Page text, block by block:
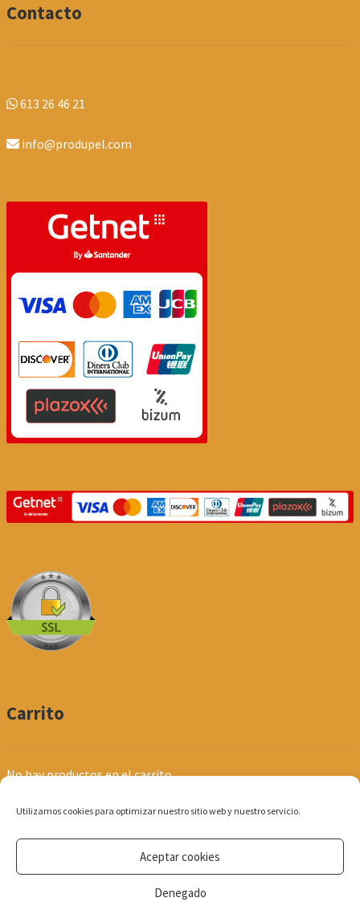
Utilizamos cookies para optimizar nuestro sitio web y nuestro servicio.
Aceptar cookies
Denegado
Contacto
613 26 46 21
info@produpel.com
Carrito
No hay productos en el carrito.
© Produpel | Productos de Peluquería y Estética 2026